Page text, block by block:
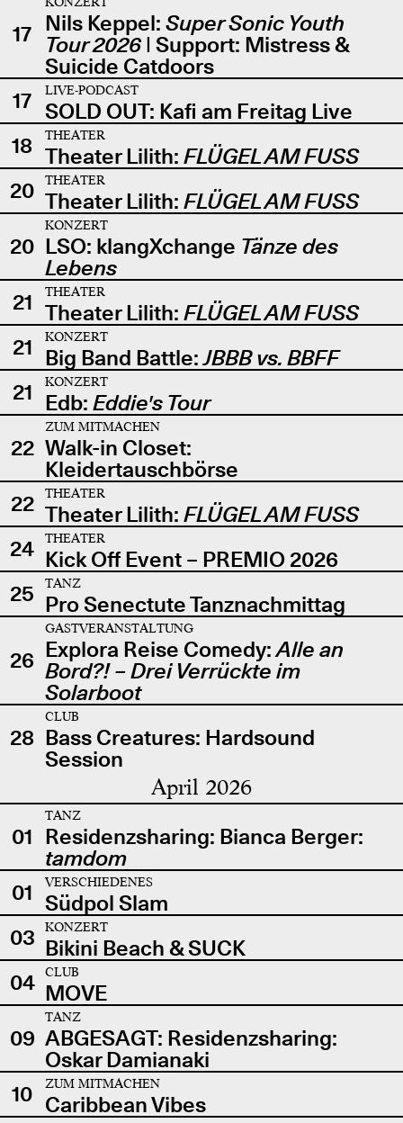
17 Nils Keppel: Super Sonic Youth
Tour 2026| Support: Mistress &
Suicide Catdoors
17
LIVE-PODCAST
SOLD OUT: Kafi am Freitag Live
18
THEATER
Theater Lilith: FLÜGEL AM FUSS
20
THEATER
Theater Lilith: FLÜGEL AM FUSS
20
KONZERT
LSO: klangXchange Tänze des
Lebens
21
THEATER
Theater Lilith: FLÜGEL AM FUSS
21
KONZERT
Big Band Battle:JBBB vs. BBFF
21
KONZERT
Edb: Eddie's Tour
22
ZUM MITMACHEN
Walk-in Closet:
Kleidertauschbörse
22
THEATER
Theater Lilith: FLÜGEL AM FUSS
24
THEATER
Kick Off Event – PREMIO 2026
25
TANZ
Pro Senectute Tanznachmittag
26
GASTVERANSTALTUNG
Explora Reise Comedy:Alle an
Bord?! – Drei Verrückte im
Solarboot
28
CLUB
Bass Creatures: Hardsound
Session
April 2026
01
TANZ
Residenzsharing: Bianca Berger:
tamdom
01
VERSCHIEDENES
Südpol Slam
03
KONZERT
Bikini Beach & SUCK
04
CLUB
MOVE
09
TANZ
ABGESAGT: Residenzsharing:
Oskar Damianaki
10
ZUM MITMACHEN
Caribbean Vibes